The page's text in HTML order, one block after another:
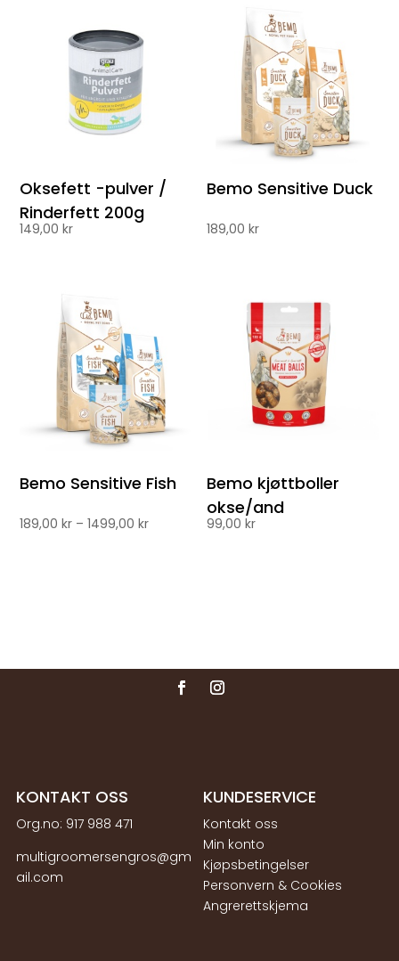
Oksefett -pulver /
Rinderfett 200g
149,00kr
Bemo Sensitive Duck
189,00kr
Bemo Sensitive Fish
189,00kr – 1499,00krPrisområde:
Bemo kjøttboller
okse/and
99,00kr
KONTAKT OSS
Org.no: 917 988 471
multigroomersengros@gm
ail.com
KUNDESERVICE
Kontakt oss
Min konto
Kjøpsbetingelser
Personvern & Cookies
Angrerettskjema